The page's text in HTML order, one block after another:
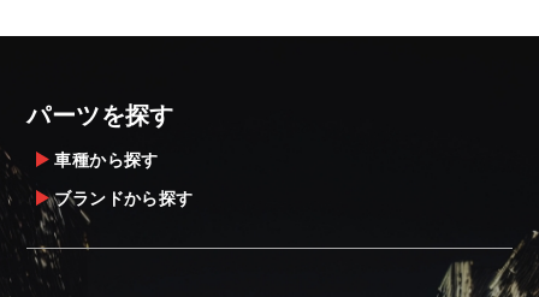
パーツを探す
車種から探す
ブランドから探す